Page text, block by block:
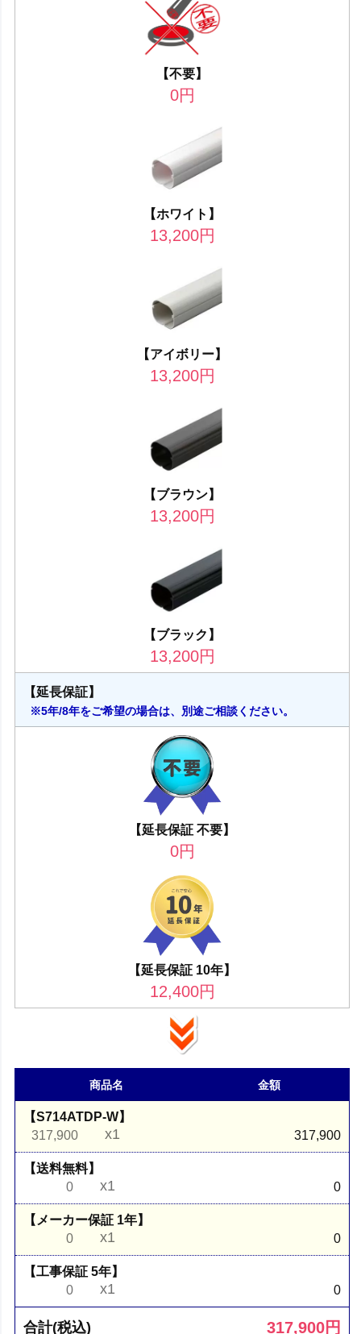
【不要】
0円
【ホワイト】
13,200円
【アイボリー】
13,200円
【ブラウン】
13,200円
【ブラック】
13,200円
【延長保証】
※5年/8年をご希望の場合は、別途ご相談ください。
【延長保証 不要】
0円
【延長保証 10年】
12,400円
商品名 金額
【S714ATDP-W】
317,900
x1 317,900
【送料無料】
0
x1 0
【メーカー保証 1年】
0
x1 0
【工事保証 5年】
0
x1 0
合計(税込) 317,900円